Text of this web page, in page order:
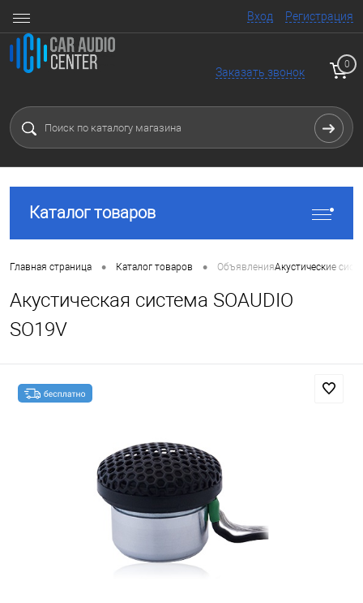
Вход Регистрация
Заказать звонок
0
Каталог товаров
Главная страница • Каталог товаров • ОбъявленияАкустические
Акустическая система SOAUDIO
SO19V